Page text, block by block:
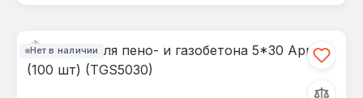
Нет в наличии